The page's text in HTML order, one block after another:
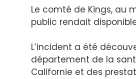
Le comté de Kings, au
public rendait
L’incident a été
département de la
Californie et des